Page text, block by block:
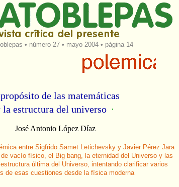
• número 27• mayo 2004 • página 14
de las matemáticas
la estructura del universo
José Antonio López Díaz
entre Sigfrido Samet Letichevsky y Javier Pérez Jara
vacío físico, el Big bang, la eternidad del Universo y las
última del Universo, intentando clarificar varios
de esas cuestiones desde la física moderna